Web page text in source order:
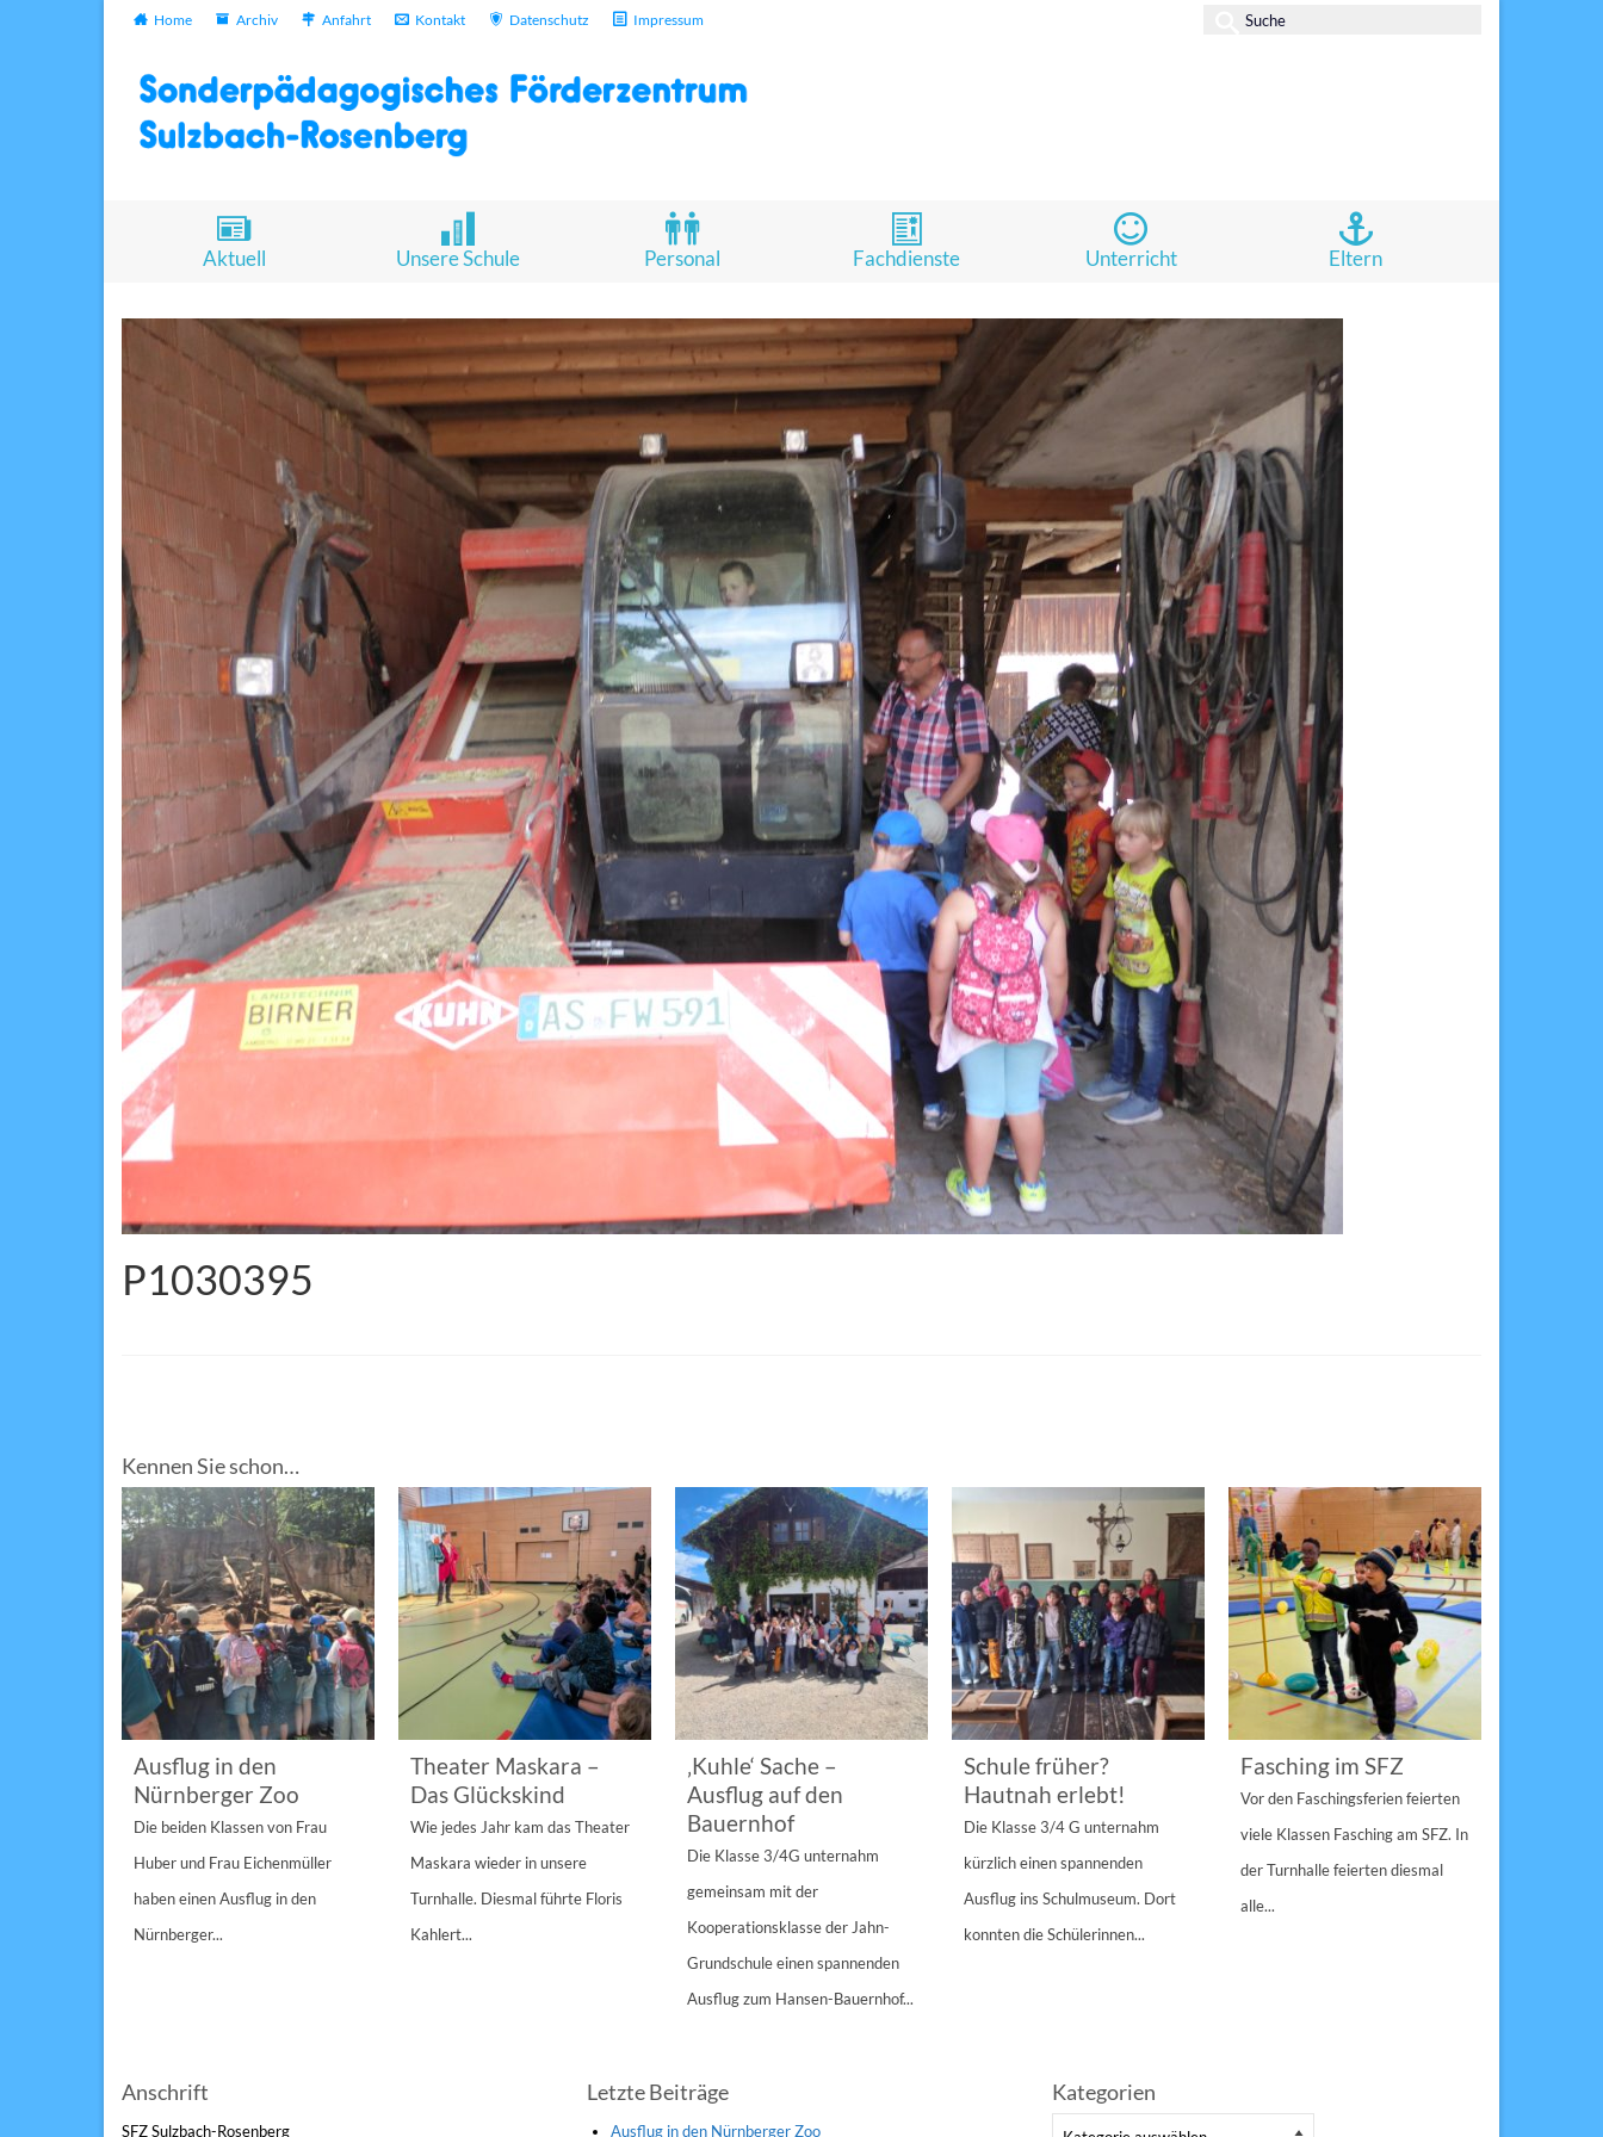
Home Archiv Anfahrt Kontakt Datenschutz Impressum
Suche
Aktuell Unsere Schule Personal Fachdienste Unterricht Eltern
P1030395
Kennen Sie schon…
Ausflug in den
Nürnberger Zoo
Die beiden Klassen von Frau
Huber und Frau Eichenmüller
haben einen Ausflug in den
Nürnberger...
Theater Maskara –
Das Glückskind
Wie jedes Jahr kam das Theater
Maskara wieder in unsere
Turnhalle. Diesmal führte Floris
Kahlert...
‚Kuhle‘ Sache –
Ausflug auf den
Bauernhof
Die Klasse 3/4G unternahm
gemeinsam mit der
Kooperationsklasse der Jahn-
Grundschule einen spannenden
Ausflug zum Hansen-Bauernhof...
Schule früher?
Hautnah erlebt!
Die Klasse 3/4 G unternahm
kürzlich einen spannenden
Ausflug ins Schulmuseum. Dort
konnten die Schülerinnen...
Fasching im SFZ
Vor den Faschingsferien feierten
viele Klassen Fasching am SFZ. In
der Turnhalle feierten diesmal
alle...
Anschrift
SFZ Sulzbach-Rosenberg
Letzte Beiträge
Ausflug in den Nürnberger Zoo
Kategorien
Kategorien